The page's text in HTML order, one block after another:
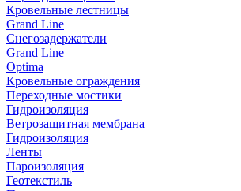
Кровельные лестницы
Grand Line
Снегозадержатели
Grand Line
Optima
Кровельные ограждения
Переходные мостики
Гидроизоляция
Ветрозащитная мембрана
Гидроизоляция
Ленты
Пароизоляция
Геотекстиль